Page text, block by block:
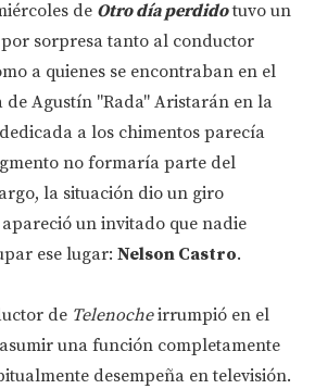
de Otro día perdidotuvo un
sorpresa tanto al conductor
a quienes se encontraban en el
de Agustín "Rada" Aristarán en la
a los chimentos parecía
no formaría parte del
la situación dio un giro
un invitado que nadie
ese lugar: Nelson Castro.
de Telenocheirrumpió en el
una función completamente
desempeña en televisión.